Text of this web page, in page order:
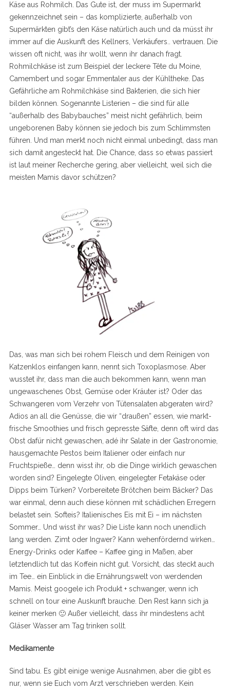
Käse aus Rohmilch. Das Gute ist, der muss im Supermarkt
gekennzeichnet sein – das komplizierte, außerhalb von
Supermärkten gibt’s den Käse natürlich auch und da müsst ihr
immer auf die Auskunft des Kellners, Verkäufers.. vertrauen. Die
wissen oft nicht, was ihr wollt, wenn ihr danach fragt.
Rohmilchkäse ist zum Beispiel der leckere Tête du Moine,
Camembert und sogar Emmentaler aus der Kühltheke. Das
Gefährliche am Rohmilchkäse sind Bakterien, die sich hier
bilden können. Sogenannte Listerien – die sind für alle
“außerhalb des Babybauches” meist nicht gefährlich, beim
ungeborenen Baby können sie jedoch bis zum Schlimmsten
führen. Und man merkt noch nicht einmal unbedingt, dass man
sich damit angesteckt hat. Die Chance, dass so etwas passiert
ist laut meiner Recherche gering, aber vielleicht, weil sich die
meisten Mamis davor schützen?
Das, was man sich bei rohem Fleisch und dem Reinigen von
Katzenklos einfangen kann, nennt sich Toxoplasmose. Aber
wusstet ihr, dass man die auch bekommen kann, wenn man
ungewaschenes Obst, Gemüse oder Kräuter ist? Oder das
Schwangeren vom Verzehr von Tütensalaten abgeraten wird?
Adios an all die Genüsse, die wir “draußen” essen, wie markt-
frische Smoothies und frisch gepresste Säfte, denn oft wird das
Obst dafür nicht gewaschen, adé ihr Salate in der Gastronomie,
hausgemachte Pestos beim Italiener oder einfach nur
Fruchtspieße… denn wisst ihr, ob die Dinge wirklich gewaschen
worden sind? Eingelegte Oliven, eingelegter Fetakäse oder
Dipps beim Türken? Vorbereitete Brötchen beim Bäcker? Das
war einmal, denn auch diese können mit schädlichen Erregern
belastet sein. Softeis? Italienisches Eis mit Ei – im nächsten
Sommer… Und wisst ihr was? Die Liste kann noch unendlich
lang werden. Zimt oder Ingwer? Kann wehenfördernd wirken…
Energy-Drinks oder Kaffee – Kaffee ging in Maßen, aber
letztendlich tut das Koffein nicht gut. Vorsicht, das steckt auch
im Tee… ein Einblick in die Ernährungswelt von werdenden
Mamis. Meist googele ich Produkt + schwanger, wenn ich
schnell on tour eine Auskunft brauche. Den Rest kann sich ja
keiner merken 🙂 Außer vielleicht, dass ihr mindestens acht
Gläser Wasser am Tag trinken sollt.
Medikamente
Sind tabu. Es gibt einige wenige Ausnahmen, aber die gibt es
nur, wenn sie Euch vom Arzt verschrieben werden. Kein